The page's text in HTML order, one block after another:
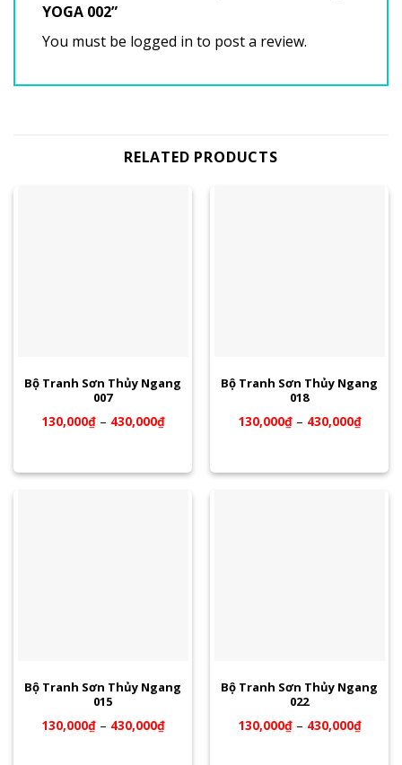
YOGA 002”
You must be logged in to post a review.
RELATED PRODUCTS
Bộ Tranh Sơn Thủy Ngang
007
130,000₫– 430,000₫
Bộ Tranh Sơn Thủy Ngang
018
130,000₫– 430,000₫
Bộ Tranh Sơn Thủy Ngang
015
130,000₫– 430,000₫
Bộ Tranh Sơn Thủy Ngang
022
130,000₫– 430,000₫